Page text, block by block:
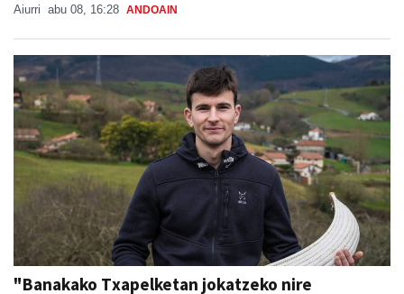
Aiurri abu 08, 16:28 ANDOAIN
"Banakako Txapelketan jokatzeko nire